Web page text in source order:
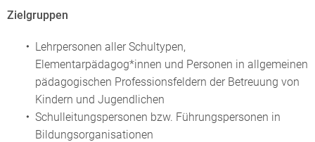
Zielgruppen
Lehrpersonen aller Schultypen,
Elementarpädagog*innen und Personen in allgemeinen
pädagogischen Professionsfeldern der Betreuung von
Kindern und Jugendlichen
Schulleitungspersonen bzw. Führungspersonen in
Bildungsorganisationen